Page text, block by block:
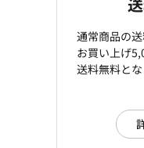
通常商品の送
お買い上げ
送料無料とな